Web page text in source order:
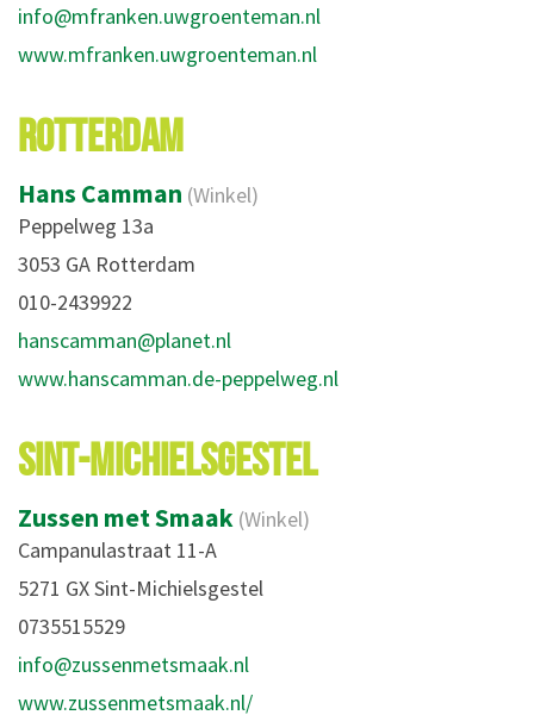
info@mfranken.uwgroenteman.nl
www.mfranken.uwgroenteman.nl
ROTTERDAM
Hans Camman (Winkel)
Peppelweg 13a
3053 GA Rotterdam
010-2439922
hanscamman@planet.nl
www.hanscamman.de-peppelweg.nl
SINT-MICHIELSGESTEL
Zussen met Smaak (Winkel)
Campanulastraat 11-A
5271 GX Sint-Michielsgestel
0735515529
info@zussenmetsmaak.nl
www.zussenmetsmaak.nl/